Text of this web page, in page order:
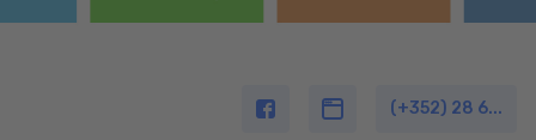
(+352) 28 6...